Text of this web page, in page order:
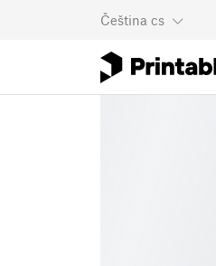
Čeština cs